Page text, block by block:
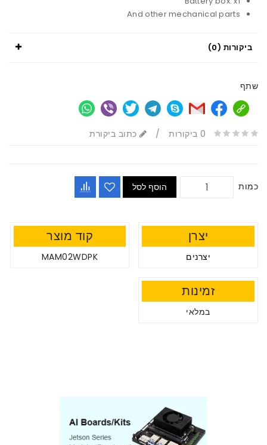
And other mechanical parts
ביקורות (0)
שתף
0 ביקורות / כתוב ביקורת
כמות הוסף לסל
יצרן
יצרנים
קוד מוצר
MAM02WDPK
זמינות
במלאי